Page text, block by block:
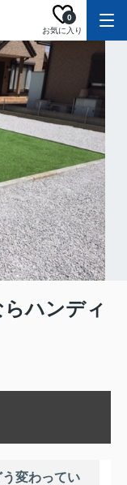
お気に入り
0
ハンディ
変わってい